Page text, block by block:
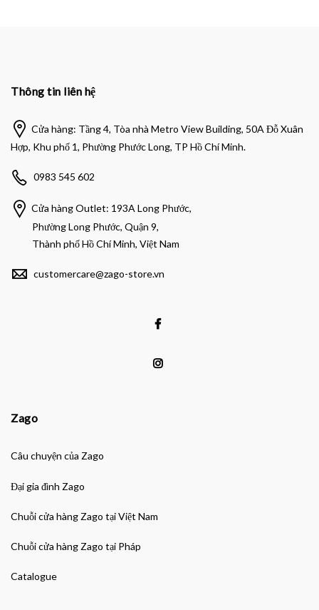
Thông tin liên hệ
Cửa hàng: Tầng 4, Tòa nhà Metro View Building, 50A Đỗ Xuân
Hợp, Khu phố 1, Phường Phước Long, TP Hồ Chí Minh.
0983 545 602
Cửa hàng Outlet: 193A Long Phước,
Phường Long Phước, Quận 9,
Thành phố Hồ Chí Minh, Việt Nam
customercare@zago-store.vn
Zago
Câu chuyện của Zago
Đại gia đình Zago
Chuỗi cửa hàng Zago tại Việt Nam
Chuỗi cửa hàng Zago tại Pháp
Catalogue